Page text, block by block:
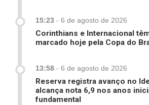
15:23 - 6 de agosto de 2026
Corinthians e Internacional
marcado hoje pela Copa do
13:58 - 6 de agosto de 2026
Reserva registra avanço no
alcança nota 6,9 nos anos
fundamental